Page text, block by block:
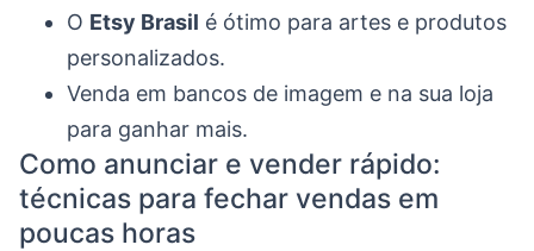
O Etsy Brasil é ótimo para artes e produtos
personalizados.
Venda em bancos de imagem e na sua loja
para ganhar mais.
Como anunciar e vender rápido:
técnicas para fechar vendas em
poucas horas